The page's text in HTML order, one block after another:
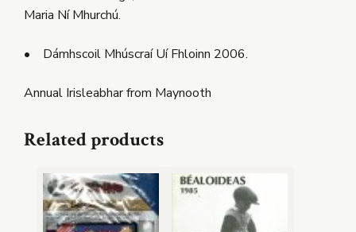
Maria Ní Mhurchú.
• Dámhscoil Mhúscraí Uí Fhloinn 2006.
Annual Irisleabhar from Maynooth
Related products